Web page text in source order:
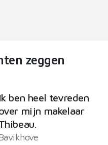
zeggen
Ik ben heel tevreden
mijn makelaar